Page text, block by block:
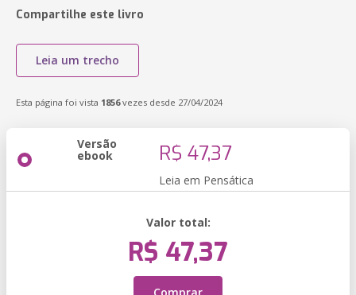
Compartilhe este livro
Leia um trecho
Esta página foi vista 1856vezes desde 27/04/2024
Versão
ebook R$ 47,37
Leia em Pensática
Valor total:
R$ 47,37